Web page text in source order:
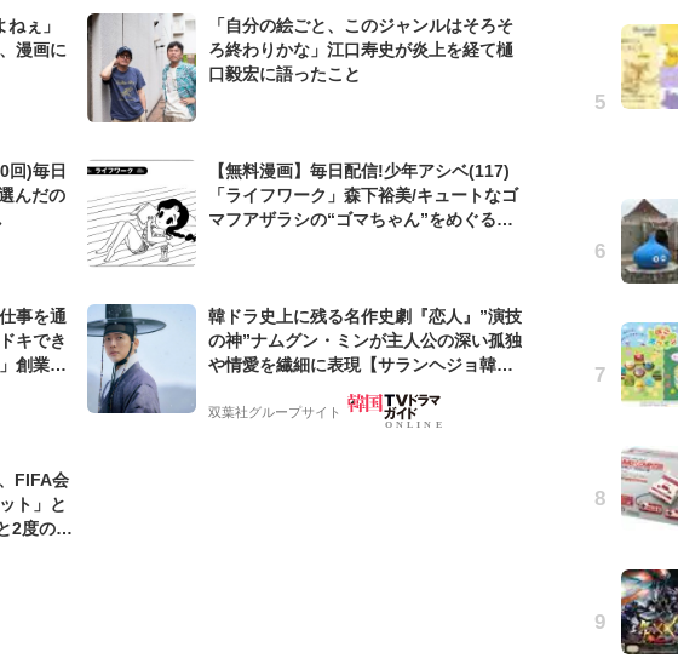
ぇ」
漫画に
「自分の絵ごと、このジャンルはそろそ
ろ終わりかな」江口寿史が炎上を経て樋
口毅宏に語ったこと
回)毎日
んだの
【無料漫画】毎日配信!少年アシベ(117)
「ライフワーク」森下裕美/キュートなゴ
マフアザラシの“ゴマちゃん”をめぐる名
事を通
キでき
創業来
韓ドラ史上に残る名作史劇『恋人』”演技
の神”ナムグン・ミンが主人公の深い孤独
や情愛を繊細に表現【サランヘジョ韓ド
双葉社グループサイト
FIFA会
ト」と
2度のオ